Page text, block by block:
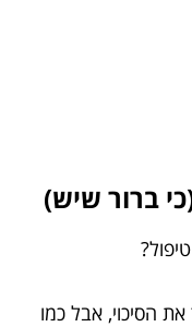
ברור שיש)
הסיכוי, אבל כמו